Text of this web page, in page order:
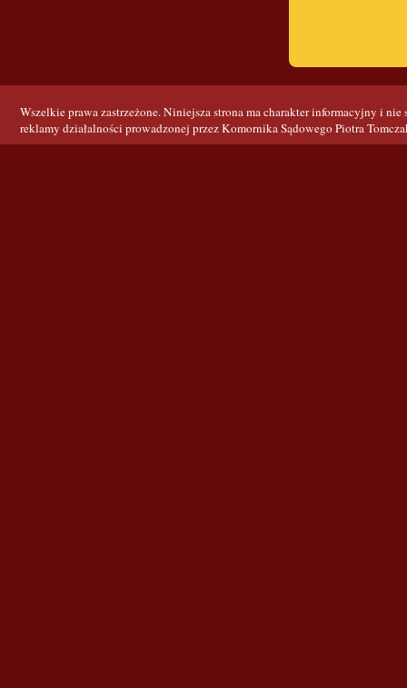
Wszelkie prawa zastrzeżone. Niniejsza strona ma charakter informacyjny i nie
reklamy działalności prowadzonej przez Komornika Sądowego Piotra